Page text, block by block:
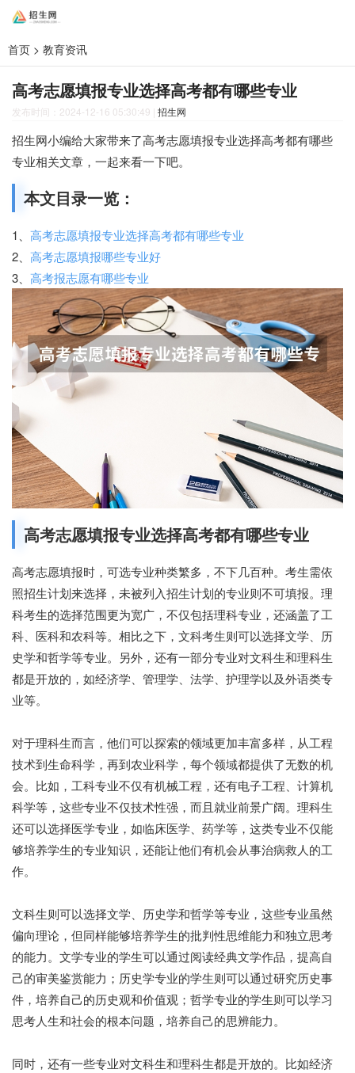
首页 > 教育资讯
高考志愿填报专业选择高考都有哪些专业
发布时间：2024-12-16 05:30:49 | 招生网
招生网小编给大家带来了高考志愿填报专业选择高考都有哪些
专业相关文章，一起来看一下吧。
本文目录一览：
1、 高考志愿填报专业选择高考都有哪些专业
2、 高考志愿填报哪些专业好
3、 高考报志愿有哪些专业
高考志愿填报专业选择高考都有哪些专业
高考志愿填报时，可选专业种类繁多，不下几百种。考生需依
照招生计划来选择，未被列入招生计划的专业则不可填报。理
科考生的选择范围更为宽广，不仅包括理科专业，还涵盖了工
科、医科和农科等。相比之下，文科考生则可以选择文学、历
史学和哲学等专业。另外，还有一部分专业对文科生和理科生
都是开放的，如经济学、管理学、法学、护理学以及外语类专
业等。
对于理科生而言，他们可以探索的领域更加丰富多样，从工程
技术到生命科学，再到农业科学，每个领域都提供了无数的机
会。比如，工科专业不仅有机械工程，还有电子工程、计算机
科学等，这些专业不仅技术性强，而且就业前景广阔。理科生
还可以选择医学专业，如临床医学、药学等，这类专业不仅能
够培养学生的专业知识，还能让他们有机会从事治病救人的工
作。
文科生则可以选择文学、历史学和哲学等专业，这些专业虽然
偏向理论，但同样能够培养学生的批判性思维能力和独立思考
的能力。文学专业的学生可以通过阅读经典文学作品，提高自
己的审美鉴赏能力；历史学专业的学生则可以通过研究历史事
件，培养自己的历史观和价值观；哲学专业的学生则可以学习
思考人生和社会的根本问题，培养自己的思辨能力。
同时，还有一些专业对文科生和理科生都是开放的。比如经济